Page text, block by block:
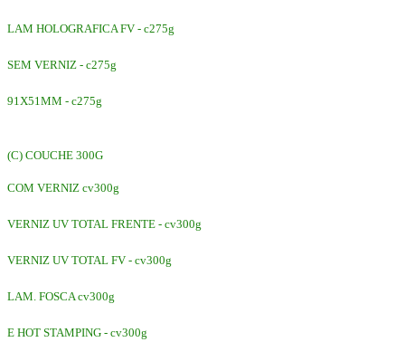
LAM HOLOGRAFICA FV - c275g
SEM VERNIZ - c275g
91X51MM - c275g
(C) COUCHE 300G
COM VERNIZ cv300g
VERNIZ UV TOTAL FRENTE - cv300g
VERNIZ UV TOTAL FV - cv300g
LAM. FOSCA cv300g
E HOT STAMPING - cv300g